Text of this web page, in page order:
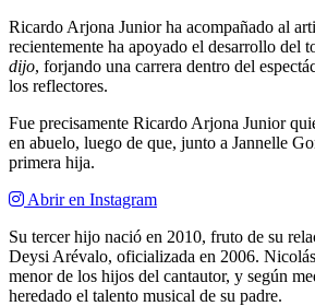
Ricardo Arjona Junior ha acompañado al
recientemente ha apoyado el desarrollo del
dijo, forjando una carrera dentro del
los reflectores.
Fue precisamente Ricardo Arjona Junior
en abuelo, luego de que, junto a Jannelle
primera hija.
Abrir en Instagram
Su tercer hijo nació en 2010, fruto de su
Deysi Arévalo, oficializada en 2006.
menor de los hijos del cantautor, y según
heredado el talento musical de su padre.